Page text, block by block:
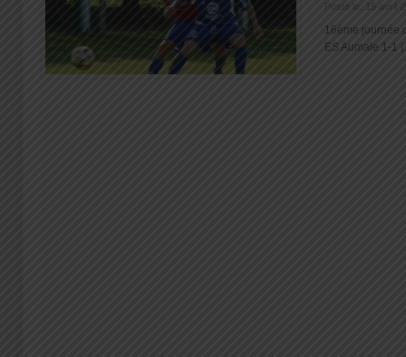
Posté le: 15 avril
16ème journée
ES Aumale 1-1